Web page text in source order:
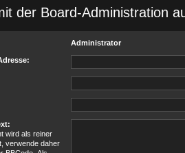
der Board-Administration
Administrator
wird als reiner
verwende daher